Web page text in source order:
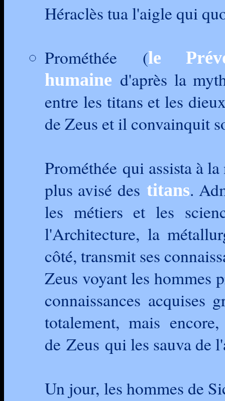
Héraclès tua l'aigle qui
Prométhée (le
humaine d'après la
entre les titans et les
de Zeus et il convainquit
Prométhée qui assista à
plus avisé des titans.
les métiers et les
l'Architecture, la
côté, transmit ses
Zeus voyant les hommes
connaissances acquises
totalement, mais
de Zeus qui les sauva de
Un jour, les hommes de